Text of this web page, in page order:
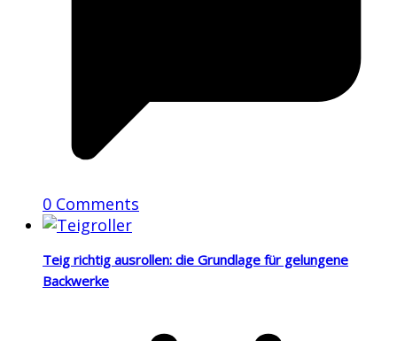
0 Comments
Teig richtig ausrollen: die Grundlage für gelungene
Backwerke